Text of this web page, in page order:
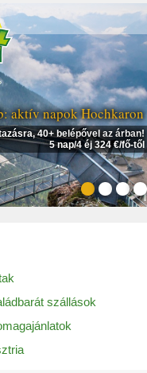
aktív napok Hochkaron
40+ belépővel az árban!
5 nap/4 éj 324 €/fő-től
szállások